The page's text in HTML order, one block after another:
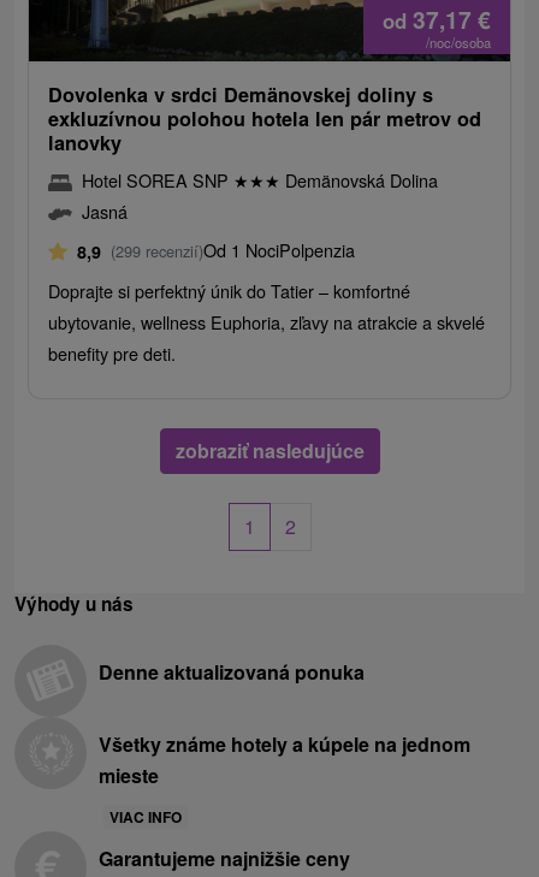
od 37,17 €
/noc/osoba
Dovolenka v srdci Demänovskej doliny s
exkluzívnou polohou hotela len pár metrov od
lanovky
Hotel SOREA SNP ★★★ Demänovská Dolina
Jasná
8,9 (299 recenzií)Od 1 NociPolpenzia
Doprajte si perfektný únik do Tatier – komfortné
ubytovanie, wellness Euphoria, zľavy na atrakcie a skvelé
benefity pre deti.
zobraziť nasledujúce
1 2
Výhody u nás
Denne aktualizovaná ponuka
Všetky známe hotely a kúpele na jednom
mieste
VIAC INFO
Garantujeme najnižšie ceny